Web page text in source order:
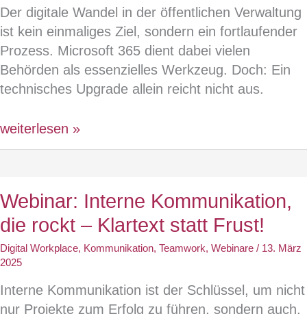
oft
schief
Der digitale Wandel in der öffentlichen Verwaltung
ist kein einmaliges Ziel, sondern ein fortlaufender
Prozess. Microsoft 365 dient dabei vielen
Behörden als essenzielles Werkzeug. Doch: Ein
technisches Upgrade allein reicht nicht aus.
Digitale
Zukunft
Rückblick
auf
den
3.
weiterlesen »
Webinar: Interne Kommunikation,
die rockt – Klartext statt Frust!
Digital Workplace, Kommunikation, Teamwork, Webinare / 13. März
2025
Interne Kommunikation ist der Schlüssel, um nicht
nur Projekte zum Erfolg zu führen, sondern auch,